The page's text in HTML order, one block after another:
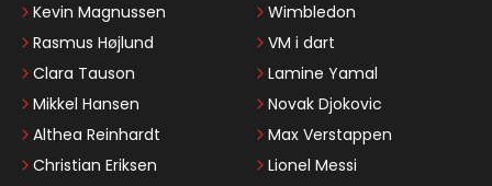
Kevin Magnussen
Rasmus Højlund
Clara Tauson
Mikkel Hansen
Althea Reinhardt
Christian Eriksen
Wimbledon
VM i dart
Lamine Yamal
Novak Djokovic
Max Verstappen
Lionel Messi